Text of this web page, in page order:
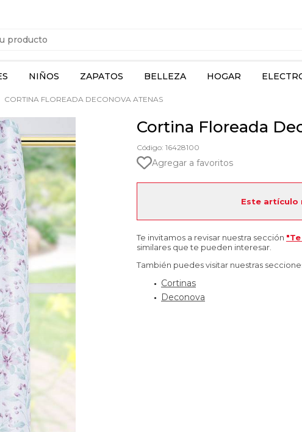
NIÑOS ZAPATOS BELLEZA HOGAR
CORTINA FLOREADA DECONOVA ATENAS
Cortina Floreada
Código: 16428100
Agregar a favoritos
Este artículo
Te invitamos a revisar nuestra sección
similares que te pueden interesar.
También puedes visitar nuestras
Cortinas
Deconova